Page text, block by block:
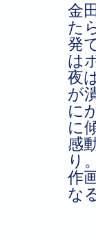
金
た
発
は
夜
が
に
に
感
り
作
な